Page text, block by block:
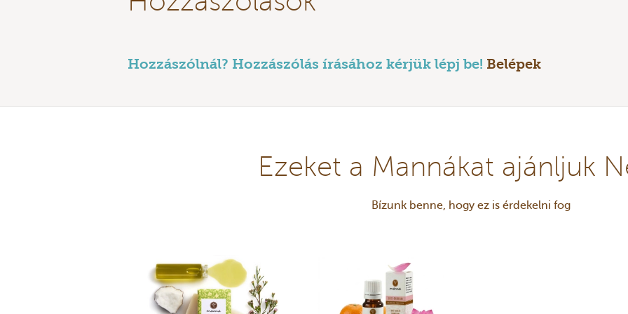
Hozzászólnál? Hozzászólás írásához kérjük lépj be! Belépek
Ezeket a Mannákat ajánljuk
Bízunk benne, hogy ez is érdekelni fog